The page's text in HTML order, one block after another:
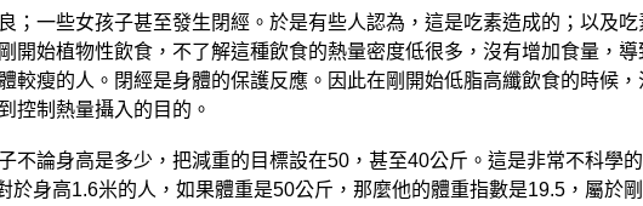
；一些女孩子甚至發生閉經。於是有些人認為，這是吃素造成的；以及
開始植物性飲食，不了解這種飲食的熱量密度低很多，沒有增加食量，
瘦的人。閉經是身體的保護反應。因此在剛開始低脂高纖飲食的時候
控制熱量攝入的目的。
論身高是多少，把減重的目標設在50，甚至40公斤。這是非常不科學
身高1.6米的人，如果體重是50公斤，那麼他的體重指數是19.5，屬於